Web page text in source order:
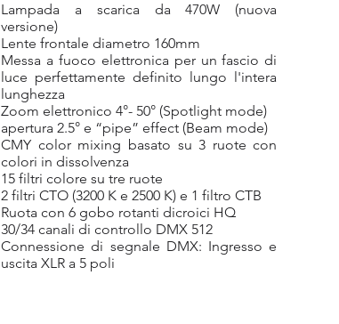
Lampada a scarica da 470W (nuova
versione)
Lente frontale diametro 160mm
Messa a fuoco elettronica per un fascio di
luce perfettamente definito lungo l'intera
lunghezza
Zoom elettronico 4°- 50° (Spotlight mode)
apertura 2.5° e “pipe” effect (Beam mode)
CMY color mixing basato su 3 ruote con
colori in dissolvenza
15 filtri colore su tre ruote
2 filtri CTO (3200 K e 2500 K) e 1 filtro CTB
Ruota con 6 gobo rotanti dicroici HQ
30/34 canali di controllo DMX 512
Connessione di segnale DMX: Ingresso e
uscita XLR a 5 poli